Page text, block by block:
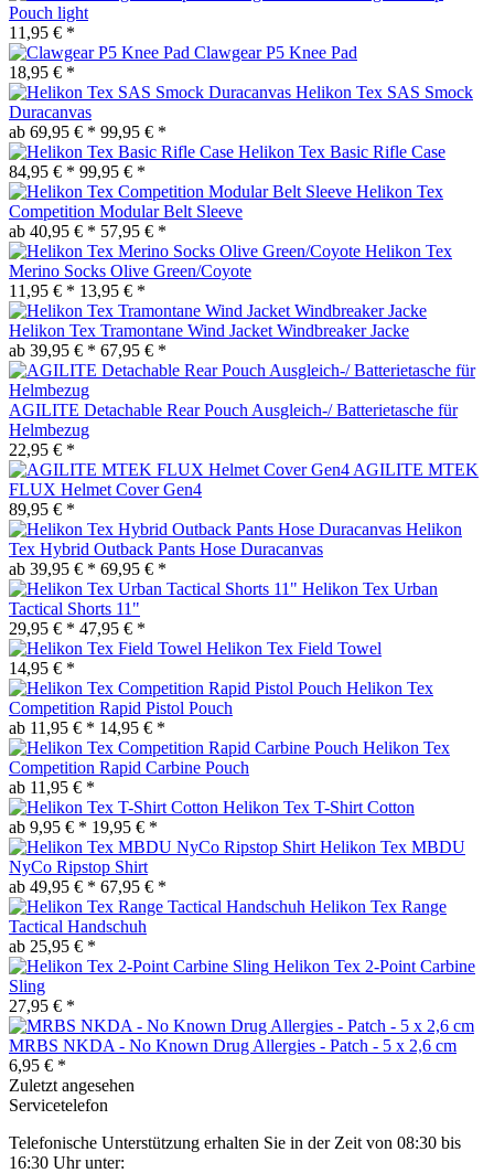
Pouch light
11,95 € *
Clawgear P5 Knee Pad
18,95 € *
Helikon Tex SAS Smock
Duracanvas
ab 69,95 € * 99,95 € *
Helikon Tex Basic Rifle Case
84,95 € * 99,95 € *
Helikon Tex
Competition Modular Belt Sleeve
ab 40,95 € * 57,95 € *
Helikon Tex
Merino Socks Olive Green/Coyote
11,95 € * 13,95 € *
Helikon Tex Tramontane Wind Jacket Windbreaker Jacke
ab 39,95 € * 67,95 € *
AGILITE Detachable Rear Pouch Ausgleich-/ Batterietasche für
Helmbezug
22,95 € *
AGILITE MTEK
FLUX Helmet Cover Gen4
89,95 € *
Helikon
Tex Hybrid Outback Pants Hose Duracanvas
ab 39,95 € * 69,95 € *
Helikon Tex Urban
Tactical Shorts 11"
29,95 € * 47,95 € *
Helikon Tex Field Towel
14,95 € *
Helikon Tex
Competition Rapid Pistol Pouch
ab 11,95 € * 14,95 € *
Helikon Tex
Competition Rapid Carbine Pouch
ab 11,95 € *
Helikon Tex T-Shirt Cotton
ab 9,95 € * 19,95 € *
Helikon Tex MBDU
NyCo Ripstop Shirt
ab 49,95 € * 67,95 € *
Helikon Tex Range
Tactical Handschuh
ab 25,95 € *
Helikon Tex 2-Point Carbine
Sling
27,95 € *
MRBS NKDA - No Known Drug Allergies - Patch - 5 x 2,6 cm
6,95 € *
Zuletzt angesehen
Servicetelefon
Telefonische Unterstützung erhalten Sie in der Zeit von 08:30 bis
16:30 Uhr unter: